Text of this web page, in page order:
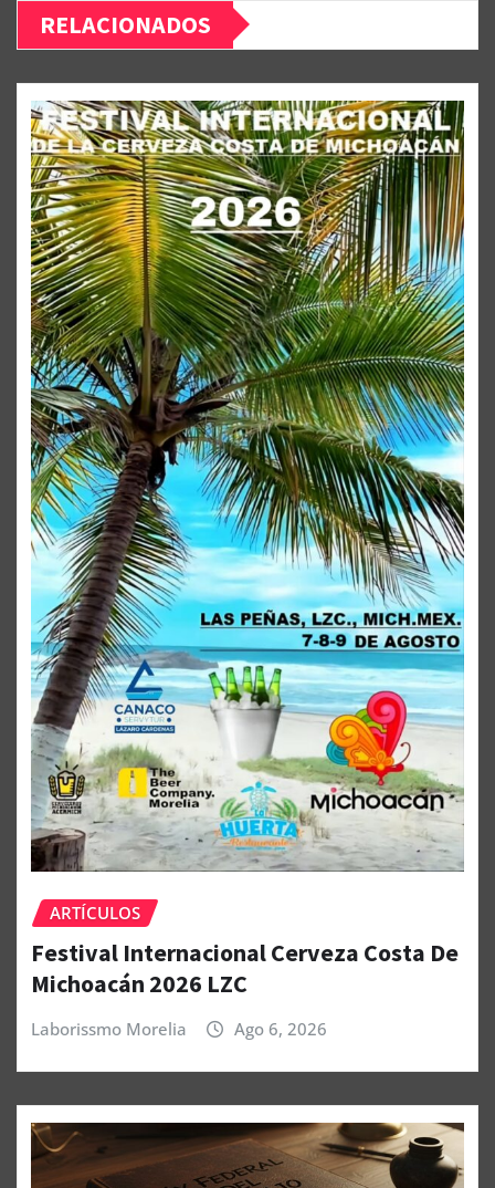
RELACIONADOS
ARTÍCULOS
Festival Internacional Cerveza Costa De
Michoacán 2026 LZC
Laborissmo Morelia Ago 6, 2026